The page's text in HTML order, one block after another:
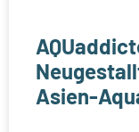
Asien-